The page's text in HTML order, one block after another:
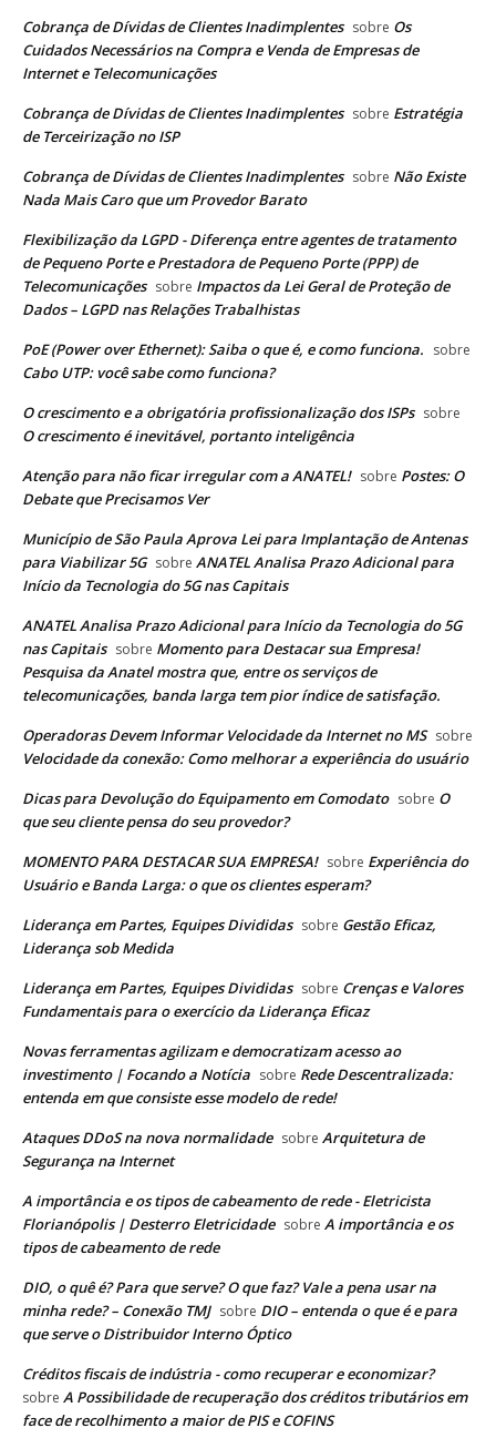
Cobrança de Dívidas de Clientes Inadimplentes sobre Os
Cuidados Necessários na Compra e Venda de Empresas de
Internet e Telecomunicações
Cobrança de Dívidas de Clientes Inadimplentes sobre Estratégia
de Terceirização no ISP
Cobrança de Dívidas de Clientes Inadimplentes sobre Não Existe
Nada Mais Caro que um Provedor Barato
Flexibilização da LGPD - Diferença entre agentes de tratamento
de Pequeno Porte e Prestadora de Pequeno Porte (PPP) de
Telecomunicações sobre Impactos da Lei Geral de Proteção de
Dados – LGPD nas Relações Trabalhistas
PoE (Power over Ethernet): Saiba o que é, e como funciona. sobre
Cabo UTP: você sabe como funciona?
O crescimento e a obrigatória profissionalização dos ISPs sobre
O crescimento é inevitável, portanto inteligência
Atenção para não ficar irregular com a ANATEL! sobre Postes: O
Debate que Precisamos Ver
Município de São Paula Aprova Lei para Implantação de Antenas
para Viabilizar 5G sobre ANATEL Analisa Prazo Adicional para
Início da Tecnologia do 5G nas Capitais
ANATEL Analisa Prazo Adicional para Início da Tecnologia do 5G
nas Capitais sobre Momento para Destacar sua Empresa!
Pesquisa da Anatel mostra que, entre os serviços de
telecomunicações, banda larga tem pior índice de satisfação.
Operadoras Devem Informar Velocidade da Internet no MS sobre
Velocidade da conexão: Como melhorar a experiência do usuário
Dicas para Devolução do Equipamento em Comodato sobre O
que seu cliente pensa do seu provedor?
MOMENTO PARA DESTACAR SUA EMPRESA! sobre Experiência do
Usuário e Banda Larga: o que os clientes esperam?
Liderança em Partes, Equipes Divididas sobre Gestão Eficaz,
Liderança sob Medida
Liderança em Partes, Equipes Divididas sobre Crenças e Valores
Fundamentais para o exercício da Liderança Eficaz
Novas ferramentas agilizam e democratizam acesso ao
investimento | Focando a Notícia sobre Rede Descentralizada:
entenda em que consiste esse modelo de rede!
Ataques DDoS na nova normalidade sobre Arquitetura de
Segurança na Internet
A importância e os tipos de cabeamento de rede - Eletricista
Florianópolis | Desterro Eletricidade sobre A importância e os
tipos de cabeamento de rede
DIO, o quê é? Para que serve? O que faz? Vale a pena usar na
minha rede? – Conexão TMJ sobre DIO – entenda o que é e para
que serve o Distribuidor Interno Óptico
Créditos fiscais de indústria - como recuperar e economizar?
sobre A Possibilidade de recuperação dos créditos tributários em
face de recolhimento a maior de PIS e COFINS